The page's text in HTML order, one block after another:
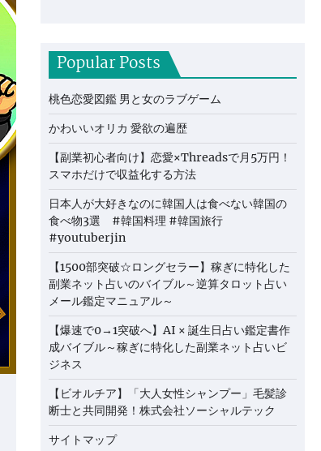
Popular Posts
桃色恋愛図鑑 男と女のラブゲーム
かわいいオリカ 愛欲の遍歴
【副業初心者向け】恋愛×Threadsで月5万円！
スマホだけで収益化する方法
日本人が大好きなのに韓国人は食べない韓国の
食べ物3選 #韓国料理 #韓国旅行
#youtuberjin
【1500部突破☆ロングセラー】稼ぎに特化した
副業ネット占いのバイブル～逆算タロット占い
メール鑑定マニュアル～
【爆速で0→1突破へ】AI × 誕生日占い鑑定書作
成バイブル～稼ぎに特化した副業ネット占いビ
ジネス
【ビオルチア】「大人女性シャンプー」毛髪診
断士と共同開発！株式会社ソーシャルテック
サイトマップ